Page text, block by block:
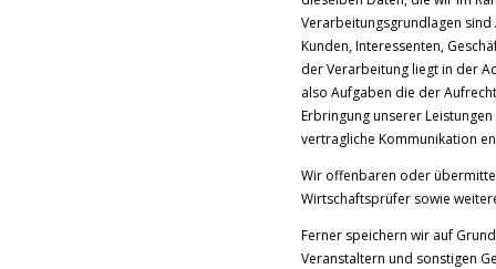
Verarbeitungsgrundlagen sind
Kunden, Interessenten,
der Verarbeitung liegt in der
also Aufgaben die der
Erbringung unserer
vertragliche Kommunikation
Wir offenbaren oder
Wirtschaftsprüfer sowie
Ferner speichern wir auf
Veranstaltern und sonstigen